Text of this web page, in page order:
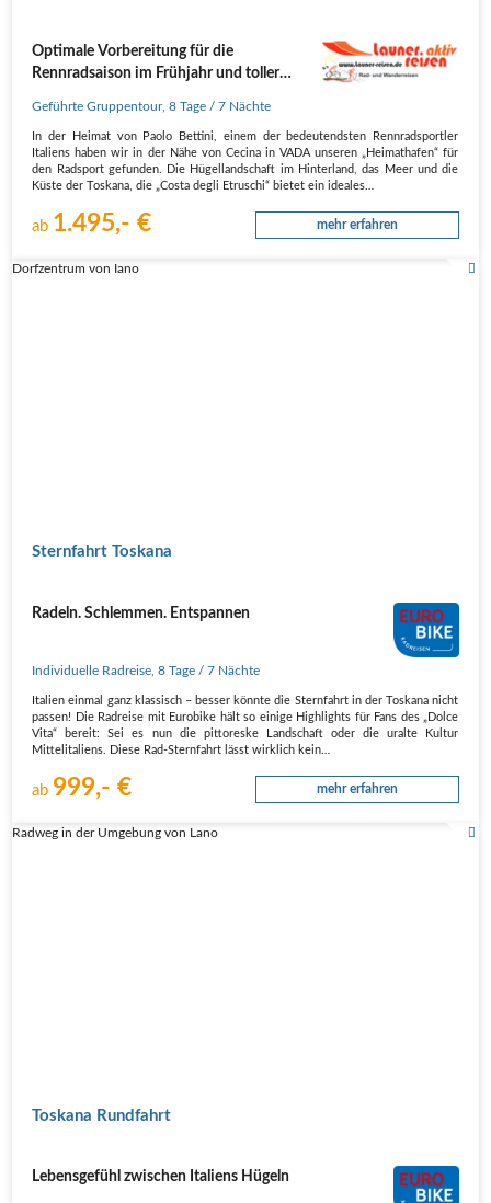
Optimale Vorbereitung für die
Rennradsaison im Frühjahr und toller
Geführte Gruppentour,8 Tage / 7 Nächte
In der Heimat von Paolo Bettini, einem der bedeutendsten Rennradsportler
Italiens haben wir in der Nähe von Cecina in VADA unseren „Heimathafen“ für
den Radsport gefunden. Die Hügellandschaft im Hinterland, das Meer und die
Küste der Toskana, die „Costa degli Etruschi“ bietet ein ideales…
ab 1.495,- € mehr erfahren
Dorfzentrum von Iano
Sternfahrt Toskana
Radeln. Schlemmen. Entspannen
Individuelle Radreise ,8 Tage / 7 Nächte
Italien einmal ganz klassisch – besser könnte die Sternfahrt in der Toskana nicht
passen! Die Radreise mit Eurobike hält so einige Highlights für Fans des „Dolce
Vita“ bereit: Sei es nun die pittoreske Landschaft oder die uralte Kultur
Mittelitaliens. Diese Rad-Sternfahrt lässt wirklich kein…
ab 999,- € mehr erfahren
Radweg in der Umgebung von Lano
Toskana Rundfahrt
Lebensgefühl zwischen Italiens Hügeln